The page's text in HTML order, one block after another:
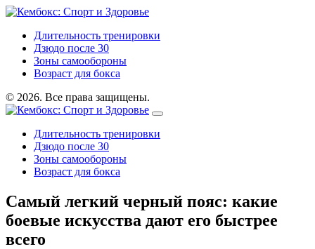
Длительность тренировки
Дзюдо после 30
Зоны самообороны
Возраст для бокса
© 2026. Все права защищены.
Длительность тренировки
Дзюдо после 30
Зоны самообороны
Возраст для бокса
Самый легкий черный пояс: какие
боевые искусства дают его быстрее
всего